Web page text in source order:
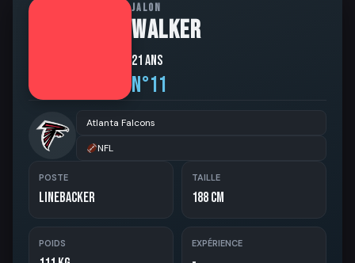
JALON
WALKER
21 ans
N°11
Atlanta Falcons
NFL
POSTE
Linebacker
TAILLE
188 cm
POIDS EXPÉRIENCE